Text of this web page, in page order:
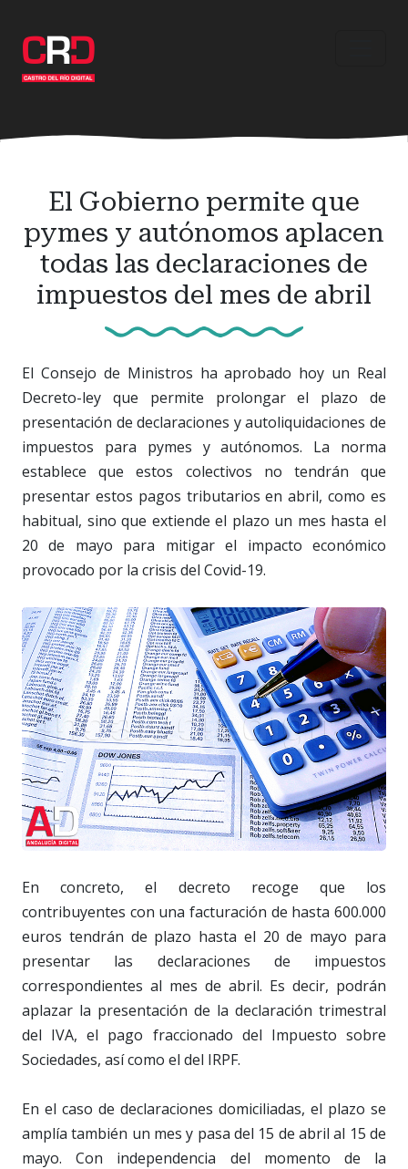
contenido
principal
El Gobierno permite que
pymes y autónomos aplacen
todas las declaraciones de
impuestos del mes de abril
El Consejo de Ministros ha aprobado hoy un Real
Decreto-ley que permite prolongar el plazo de
presentación de declaraciones y autoliquidaciones de
impuestos para pymes y autónomos. La norma
establece que estos colectivos no tendrán que
presentar estos pagos tributarios en abril, como es
habitual, sino que extiende el plazo un mes hasta el
20 de mayo para mitigar el impacto económico
provocado por la crisis del Covid-19.
En concreto, el decreto recoge que los
contribuyentes con una facturación de hasta 600.000
euros tendrán de plazo hasta el 20 de mayo para
presentar las declaraciones de impuestos
correspondientes al mes de abril. Es decir, podrán
aplazar la presentación de la declaración trimestral
del IVA, el pago fraccionado del Impuesto sobre
Sociedades, así como el del IRPF.
En el caso de declaraciones domiciliadas, el plazo se
amplía también un mes y pasa del 15 de abril al 15 de
mayo. Con independencia del momento de la